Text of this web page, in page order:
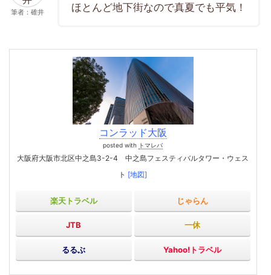
筆者：碓井
ほとんど地下街なので真夏でも平気！
コンラッド大阪
posted with トマレバ
大阪府大阪市北区中之島3-2-4 中之島フェスティバルタワー・ウェス
ト [地図]
楽天トラベル じゃらん
JTB 一休
るるぶ Yahoo!トラベル